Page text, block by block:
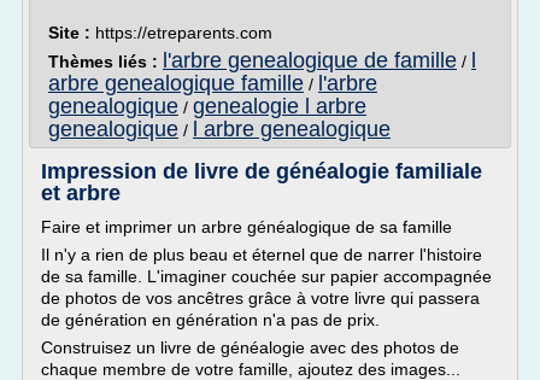
Site : https://etreparents.com
Thèmes liés :
l'arbre genealogique de famille /
arbre genealogique famille / l'arbre
genealogique / genealogie l arbre
genealogique /
l arbre genealogique
Impression de livre de généalogie familiale
et arbre
Faire et imprimer un arbre généalogique de sa famille
Il n'y a rien de plus beau et éternel que de narrer l'histoire
de sa famille. L'imaginer couchée sur papier accompagnée
de photos de vos ancêtres grâce à votre livre qui passera
de génération en génération n'a pas de prix.
Construisez un livre de généalogie avec des photos de
chaque membre de votre famille, ajoutez des images...